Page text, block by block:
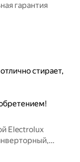
гарантия
стирает,
Electrolux